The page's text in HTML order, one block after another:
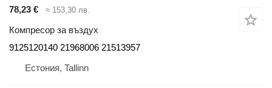
78,23 € ≈ 153,30 лв.
Компресор за въздух
9125120140 21968006 21513957
Естония, Tallinn